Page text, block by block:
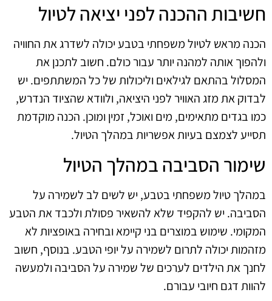
חשיבות ההכנה לפני יציאה לטיול
הכנה מראש לטיול משפחתי בטבע יכולה לשדרג את החוויה
ולהפוך אותה למהנה יותר עבור כולם. חשוב לתכנן את
המסלול בהתאם לגילאים וליכולות של כל המשתתפים. יש
לבדוק את מזג האוויר לפני היציאה, ולוודא שהציוד הנדרש,
כמו בגדים מתאימים, מים ואוכל, זמין ומוכן. הכנה מוקדמת
תסייע לצמצם בעיות אפשריות במהלך הטיול.
שימור הסביבה במהלך הטיול
במהלך טיול משפחתי בטבע, יש לשים לב לשמירה על
הסביבה. יש להקפיד שלא להשאיר פסולת ולכבד את הטבע
המקומי. שימוש במוצרים בני קיימא ובחירה באופציות לא
מזהמות יכולה לתרום לשמירה על יופי הטבע. בנוסף, חשוב
לחנך את הילדים לערכים של שמירה על הסביבה ולמעשה
להוות דגם חיובי עבורם.